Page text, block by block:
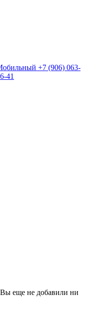
+7 (906) 063-
41
Вы еще не добавили ни